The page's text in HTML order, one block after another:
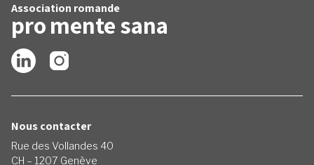
Association romande
promentesana
Nous contacter
Rue des Vollandes 40
CH – 1207 Genève